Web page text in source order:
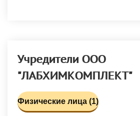
Учредители ООО
"ЛАБХИМКОМПЛЕКТ"
Физические лица (1)